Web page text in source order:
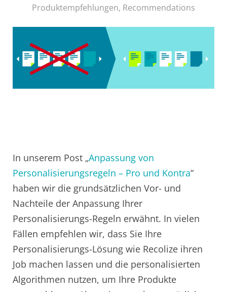
Produktempfehlungen, Recommendations
In unserem Post „Anpassung von
Personalisierungsregeln – Pro und Kontra“
haben wir die grundsätzlichen Vor- und
Nachteile der Anpassung Ihrer
Personalisierungs-Regeln erwähnt. In vielen
Fällen empfehlen wir, dass Sie Ihre
Personalisierungs-Lösung wie Recolize ihren
Job machen lassen und die personalisierten
Algorithmen nutzen, um Ihre Produkte